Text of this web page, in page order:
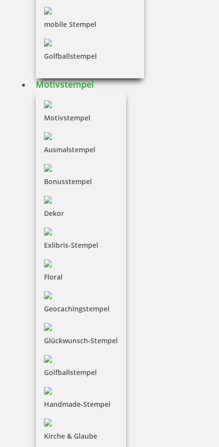
mobile Stempel
Golfballstempel
Motivstempel
Motivstempel
Ausmalstempel
Bonusstempel
Dekor
Exlibris-Stempel
Floral
Geocachingstempel
Glückwunsch-Stempel
Golfballstempel
Handmade-Stempel
Kirche & Glaube
Jetzt gestalten
Colop Expert Line 3860 Datumstempel 68x49 mm
131,91 €
Jetzt gestalten
Colop Expert Line 3860/2 zweifarbiger Datumstempel 68 x 49
133,97 €